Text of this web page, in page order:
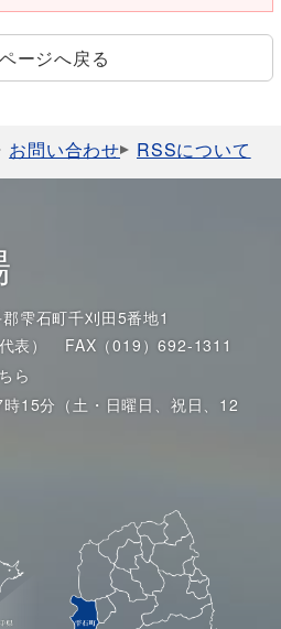
ージへ戻る
お問い合わせ RSSについて
雫石町千刈田5番地1
）
FAX（019）692-1311
ら
15分（土・日曜日、祝日、12